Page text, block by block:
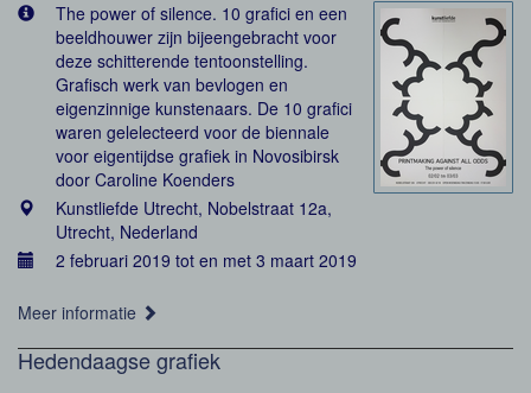
The power of silence. 10 grafici en een
beeldhouwer zijn bijeengebracht voor
deze schitterende tentoonstelling.
Grafisch werk van bevlogen en
eigenzinnige kunstenaars. De 10 grafici
waren gelelecteerd voor de biennale
voor eigentijdse grafiek in Novosibirsk
door Caroline Koenders
Kunstliefde Utrecht, Nobelstraat 12a,
Utrecht, Nederland
2 februari 2019 tot en met 3 maart 2019
Meer informatie
Hedendaagse grafiek